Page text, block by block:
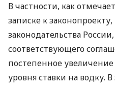
В частности, как
записке к
законодательства
соответствующего
постепенное
уровня ставки на водку.